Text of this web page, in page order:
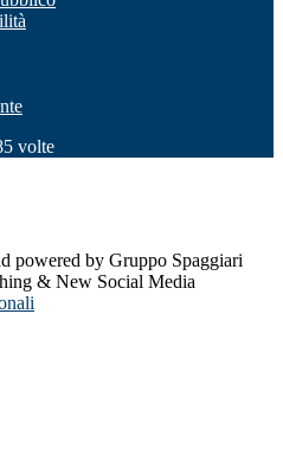
volte
powered by Gruppo Spaggiari
& New Social Media